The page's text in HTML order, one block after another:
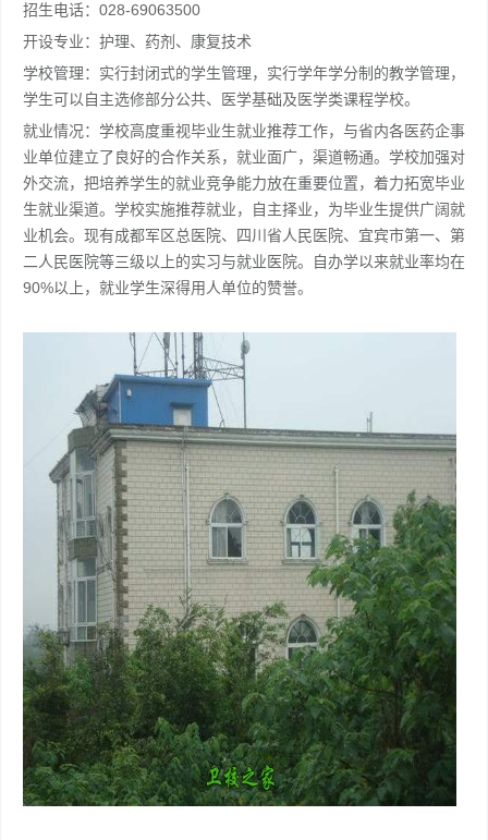
招生电话：028-69063500
开设专业：护理、药剂、康复技术
学校管理：实行封闭式的学生管理，实行学年学分制的教学管理，
学生可以自主选修部分公共、医学基础及医学类课程学校。
就业情况：学校高度重视毕业生就业推荐工作，与省内各医药企事
业单位建立了良好的合作关系，就业面广，渠道畅通。学校加强对
外交流，把培养学生的就业竞争能力放在重要位置，着力拓宽毕业
生就业渠道。学校实施推荐就业，自主择业，为毕业生提供广阔就
业机会。现有成都军区总医院、四川省人民医院、宜宾市第一、第
二人民医院等三级以上的实习与就业医院。自办学以来就业率均在
90%以上，就业学生深得用人单位的赞誉。